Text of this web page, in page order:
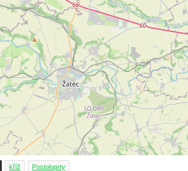
Boží muka na rozcestí východně od Chouče
Kříž na návsi v Lužici
Kříž na návsi v Dobrčicích
Kříž u domu čp. 3 v Chrámcích
Kříž u polní cesty severozápadně od Kozel
Údajný kříž na návsi v Kozlech
Centrální kříž hřbitova v Kozlech
Kříž východně od Oparna u cesty na Lovoš
Pamětní kříž na Lovoši
kříž Postoloprty